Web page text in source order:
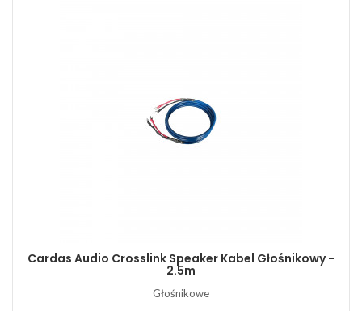
Cardas Audio Crosslink Speaker Kabel Głośnikowy -
2.5m
Głośnikowe